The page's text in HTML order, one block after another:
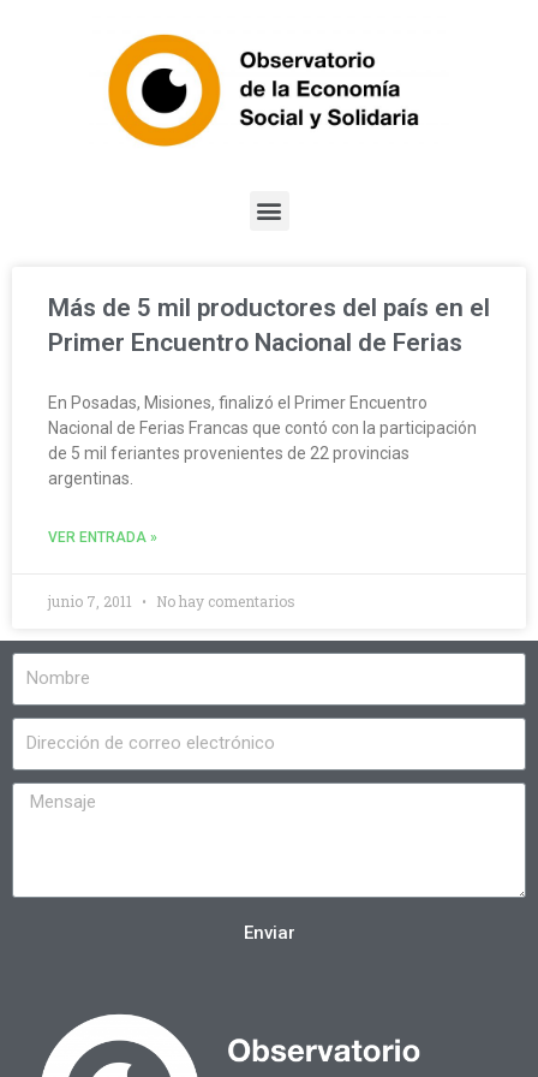
Más de 5 mil productores del país en el
Primer Encuentro Nacional de Ferias
En Posadas, Misiones, finalizó el Primer Encuentro
Nacional de Ferias Francas que contó con la participación
de 5 mil feriantes provenientes de 22 provincias
argentinas.
VER ENTRADA »
junio 7, 2011 No hay comentarios
Enviar